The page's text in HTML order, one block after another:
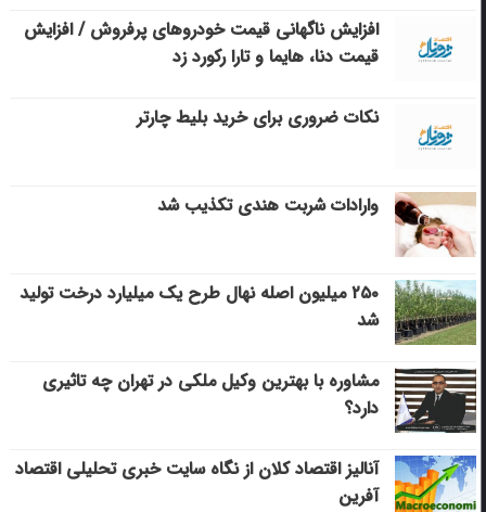
افزایش ناگهانی قیمت خودروهای پرفروش / افزایش
قیمت دنا، هایما و تارا رکورد زد
نکات ضروری برای خرید بلیط چارتر
وارادات شربت هندی تکذیب شد
۲۵۰ میلیون اصله نهال طرح یک میلیارد درخت تولید
شد
مشاوره با بهترین وکیل ملکی در تهران چه تاثیری
دارد؟
آنالیز اقتصاد کلان از نگاه سایت خبری تحلیلی اقتصاد
آفرین